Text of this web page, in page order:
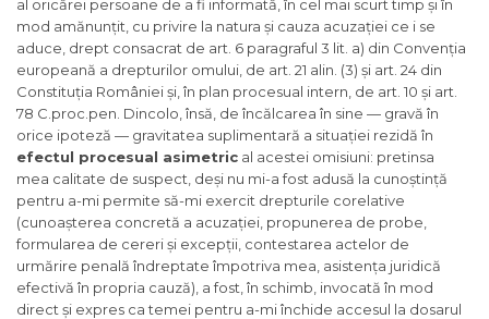
al oricărei persoane de a fi informată, în cel mai scurt timp și în
mod amănunțit, cu privire la natura și cauza acuzației ce i se
aduce, drept consacrat de art. 6 paragraful 3 lit. a) din Convenția
europeană a drepturilor omului, de art. 21 alin. (3) și art. 24 din
Constituția României și, în plan procesual intern, de art. 10 și art.
78 C.proc.pen. Dincolo, însă, de încălcarea în sine — gravă în
orice ipoteză — gravitatea suplimentară a situației rezidă în
efectul procesual asimetric al acestei omisiuni: pretinsa
mea calitate de suspect, deși nu mi-a fost adusă la cunoștință
pentru a-mi permite să-mi exercit drepturile corelative
(cunoașterea concretă a acuzației, propunerea de probe,
formularea de cereri și excepții, contestarea actelor de
urmărire penală îndreptate împotriva mea, asistența juridică
efectivă în propria cauză), a fost, în schimb, invocată în mod
direct și expres ca temei pentru a-mi închide accesul la dosarul